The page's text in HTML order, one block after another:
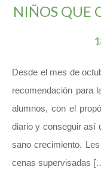
NIÑOS QUE
Desde el mes de
recomendación para
alumnos, con el
diario y conseguir así
sano crecimiento.
cenas supervisadas